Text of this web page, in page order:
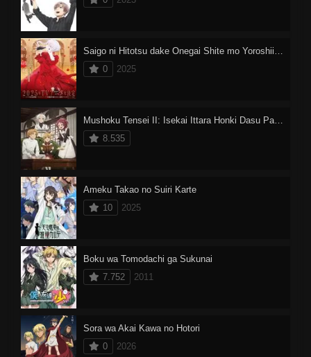
0
2025
8.535
Ameku Takao no Suiri Karte
10
2025
Boku wa Tomodachi ga Sukunai
7.752
2011
Sora wa Akai Kawa no Hotori
0
2026